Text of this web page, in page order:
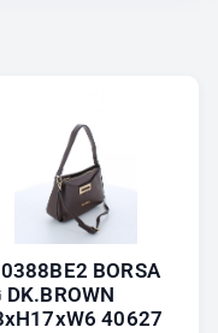
BORSA
DK.BROWN
40627